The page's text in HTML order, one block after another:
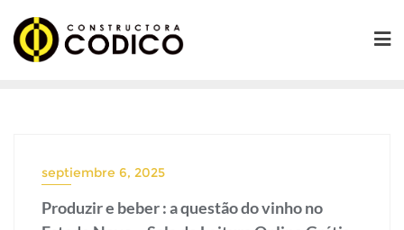
contenido
septiembre 6, 2025
Produzir e beber : a questão do vinho no